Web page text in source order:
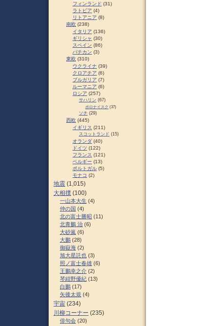
フィンランド (31)
ラトビア (4)
リトアニア (8)
南欧 (238)
イタリア (136)
ギリシャ (30)
スペイン (86)
バチカン (3)
東欧 (310)
ウクライナ (39)
クロアチア (6)
ブルガリア (7)
ルーマニア (6)
ロシア (257)
サハリン (67)
ポロナイスク (37)
ソチ (29)
西欧 (445)
イギリス (211)
スコットランド (15)
オランダ (40)
ドイツ (122)
フランス (121)
ベルギー (13)
ポルトガル (5)
モナコ (2)
地震 (1,015)
大相撲 (100)
一山本大生 (4)
仲の国 (4)
北の富士勝昭 (11)
北青鵬 治 (6)
大砂嵐 (6)
大鵬 (28)
御嶽海 (2)
旭大星託也 (3)
照ノ富士春雄 (6)
王鵬幸之介 (2)
琴紺野優紀 (13)
白鵬 (17)
矢後太規 (4)
宇宙 (234)
川柳コーナー (235)
俳句会 (20)